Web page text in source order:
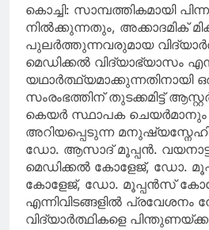
കൊച്ചി: സാമ്പത്തികമായി
നിൽക്കുന്നതും, അക്കാദമിക്
പുലർത്തുന്നവരുമായ
മെഡിക്കൽ വിദ്യാഭ്യാസം
സംരംഭത്തിന് തുടക്കമിട്ട്
കെയർ സ്ഥാപക
അറിയപ്പെടുന്ന
ഡോ. ആസാദ് മൂപ്പൻ.
മെഡിക്കൽ കോളേജ്, ഡോ.
കോളേജ്, ഡോ. മൂപ്പൻസ്
എന്നിവിടങ്ങളിൽ പ്രവേശനം
വിദ്യാർത്ഥികളെ